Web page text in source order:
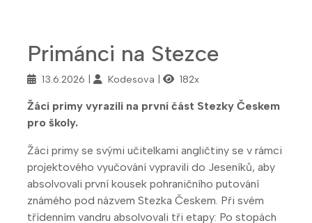
Primánci na Stezce
13.6.2026 Kodesova 182x
Žáci primy vyrazili na první část Stezky Českem
pro školy.
Žáci primy se svými učitelkami angličtiny se v rámci
projektového vyučování vypravili do Jeseníků, aby
absolvovali první kousek pohraničního putování
známého pod názvem Stezka Českem. Při svém
třídenním vandru absolvovali tři etapy: Po stopách